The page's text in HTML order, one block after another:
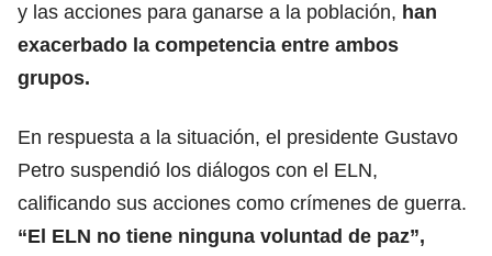
y las acciones para ganarse a la población, han
exacerbado la competencia entre ambos
grupos.
En respuesta a la situación, el presidente Gustavo
Petro suspendió los diálogos con el ELN,
calificando sus acciones como crímenes de guerra.
“El ELN no tiene ninguna voluntad de paz”,